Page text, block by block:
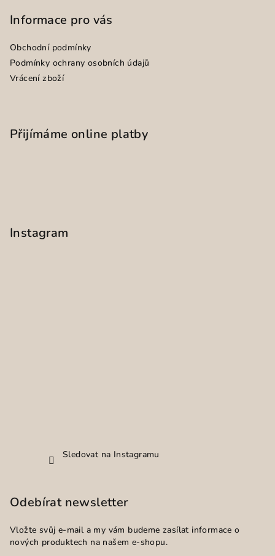
Informace pro vás
Obchodní podmínky
Podmínky ochrany osobních údajů
Vrácení zboží
Přijímáme online platby
Instagram
Sledovat na Instagramu
Odebírat newsletter
Vložte svůj e-mail a my vám budeme zasílat informace o
nových produktech na našem e-shopu.